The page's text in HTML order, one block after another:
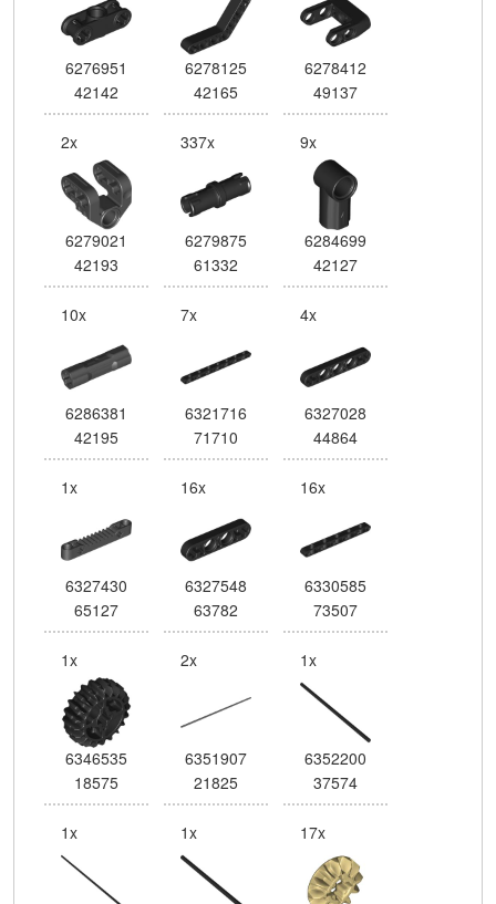
6276951
42142
6278125
42165
6278412
49137
2x
6279021
42193
337x
6279875
61332
9x
6284699
42127
10x
6286381
42195
7x
6321716
71710
4x
6327028
44864
1x
6327430
65127
16x
6327548
63782
16x
6330585
73507
1x
6346535
18575
2x
6351907
21825
1x
6352200
37574
1x 1x 17x